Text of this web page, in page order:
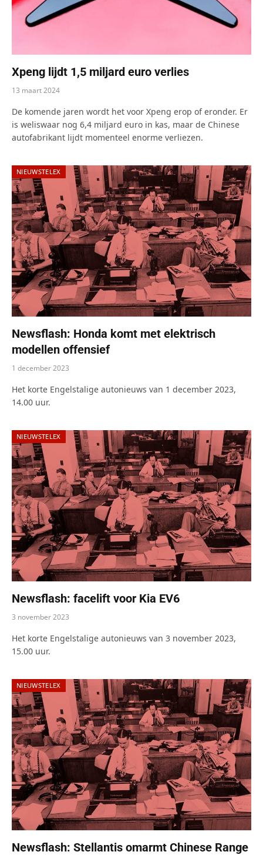
Xpeng lijdt 1,5 miljard euro verlies
13 maart 2024
De komende jaren wordt het voor Xpeng erop of eronder. Er
is weliswaar nog 6,4 miljard euro in kas, maar de Chinese
autofabrikant lijdt momenteel enorme verliezen.
NIEUWSTELEX
Newsflash: Honda komt met elektrisch
modellen offensief
1 december 2023
Het korte Engelstalige autonieuws van 1 december 2023,
14.00 uur.
NIEUWSTELEX
Newsflash: facelift voor Kia EV6
3 november 2023
Het korte Engelstalige autonieuws van 3 november 2023,
15.00 uur.
NIEUWSTELEX
Newsflash: Stellantis omarmt Chinese Range